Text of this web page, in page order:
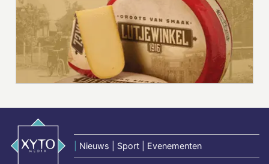
Nieuws | Sport | Evenementen